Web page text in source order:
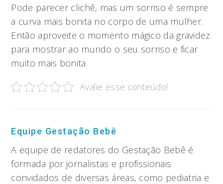
Pode parecer clichê, mas um sorriso é sempre
a curva mais bonita no corpo de uma mulher.
Então aproveite o momento mágico da gravidez
para mostrar ao mundo o seu sorriso e ficar
muito mais bonita.
Avalie esse conteúdo!
Equipe Gestação Bebê
A equipe de redatores do Gestação Bebê é
formada por jornalistas e profissionais
convidados de diversas áreas, como pediatria e